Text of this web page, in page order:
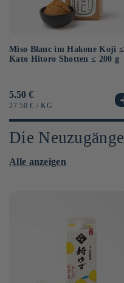
Miso Blanc im Hakone Koji ≤
Kato Hitoro Shotten ≤ 200 g
Normaler
Preis
5.50 €
GRUNDPREIS
27.50 € / PRO
KG
Die Neuzugänge
Alle anzeigen